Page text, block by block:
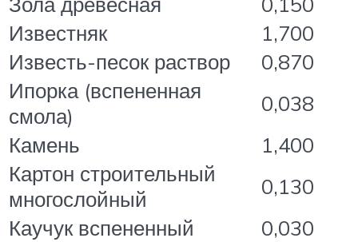
Известняк
1,700
Известь-песок раствор
0,870
Ипорка (вспененная
смола)
0,038
Камень
1,400
Картон строительный
многослойный
0,130
Каучук вспененный
0,030